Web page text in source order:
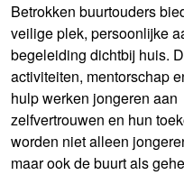
Betrokken buurtouders
veilige plek, persoonlijke
begeleiding dichtbij huis.
activiteiten, mentorschap
hulp werken jongeren aan
zelfvertrouwen en hun
worden niet alleen
maar ook de buurt als